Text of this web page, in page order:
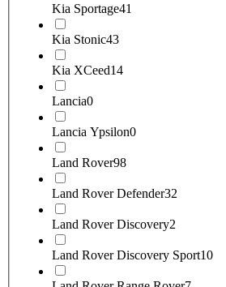
Kia Sportage41
Kia Stonic43
Kia XCeed14
Lancia0
Lancia Ypsilon0
Land Rover98
Land Rover Defender32
Land Rover Discovery2
Land Rover Discovery Sport10